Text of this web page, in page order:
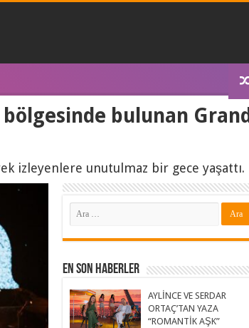
bulunan Grand
izleyenlere unutulmaz bir gece yaşattı.
En Son Haberler
AYLİNCE VE SERDAR
ORTAÇ’TAN YAZA
“ROMANTİK AŞK”